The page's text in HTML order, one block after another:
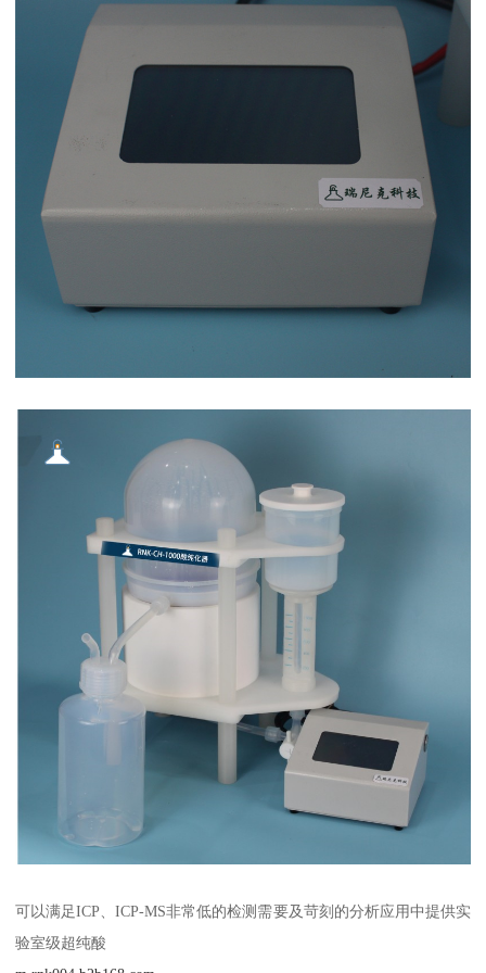
可以满足ICP、ICP-MS非常低的检测需要及苛刻的分析应用中提供实
验室级超纯酸